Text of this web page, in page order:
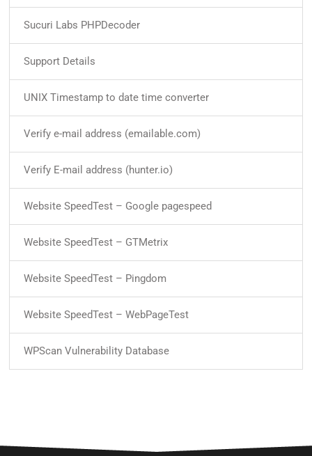
Sucuri Labs PHPDecoder
Support Details
UNIX Timestamp to date time converter
Verify e-mail address (emailable.com)
Verify E-mail address (hunter.io)
Website SpeedTest – Google pagespeed
Website SpeedTest – GTMetrix
Website SpeedTest – Pingdom
Website SpeedTest – WebPageTest
WPScan Vulnerability Database